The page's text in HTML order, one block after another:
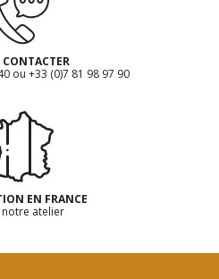
ou +33 (0)7 81 98 97 90
EN FRANCE
notre atelier